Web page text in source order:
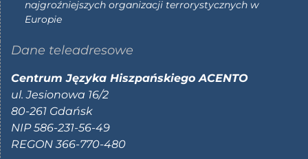
najgroźniejszych organizacji terrorystycznych w
Europie
Dane teleadresowe
Centrum Języka Hiszpańskiego ACENTO
ul. Jesionowa 16/2
80-261 Gdańsk
NIP 586-231-56-49
REGON 366-770-480